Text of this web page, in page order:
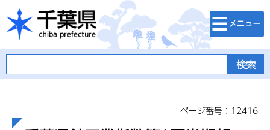
千葉県
検索・メニュ
ー
ページ番号：12416